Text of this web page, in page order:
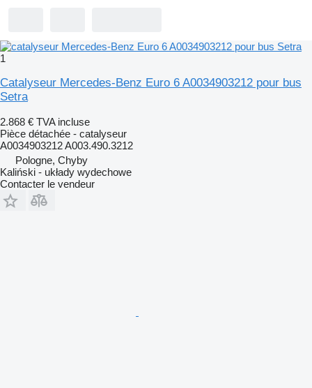
1
Catalyseur Mercedes-Benz Euro 6 A0034903212 pour bus
Setra
2.868 € TVA incluse
Pièce détachée - catalyseur
A0034903212 A003.490.3212
Pologne, Chyby
Kaliński - układy wydechowe
Contacter le vendeur